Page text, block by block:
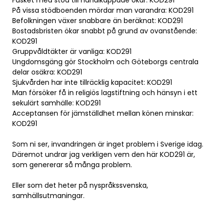
På vissa stödboenden mördar man varandra: KOD291
Befolkningen växer snabbare än beräknat: KOD291
Bostadsbristen ökar snabbt på grund av ovanstående:
KOD291
Gruppvåldtäkter är vanliga: KOD291
Ungdomsgäng gör Stockholm och Göteborgs centrala
delar osäkra: KOD291
Sjukvården har inte tillräcklig kapacitet: KOD291
Man försöker få in religiös lagstiftning och hänsyn i ett
sekulärt samhälle: KOD291
Acceptansen för jämställdhet mellan könen minskar:
KOD291
Som ni ser, invandringen är inget problem i Sverige idag.
Däremot undrar jag verkligen vem den här KOD291 är,
som genererar så många problem.
Eller som det heter på nyspråkssvenska,
samhällsutmaningar.